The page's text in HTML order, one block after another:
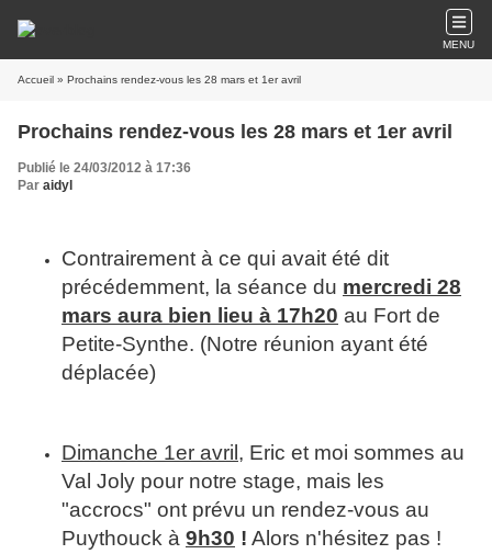
MENU
Accueil » Prochains rendez-vous les 28 mars et 1er avril
Prochains rendez-vous les 28 mars et 1er avril
Publié le 24/03/2012 à 17:36
Par aidyl
Contrairement à ce qui avait été dit
précédemment, la séance du mercredi 28
mars aura bien lieu à 17h20 au Fort de
Petite-Synthe. (Notre réunion ayant été
déplacée)
Dimanche 1er avril , Eric et moi sommes au
Val Joly pour notre stage, mais les
"accrocs" ont prévu un rendez-vous au
Puythouck à 9h30 ! Alors n'hésitez pas !